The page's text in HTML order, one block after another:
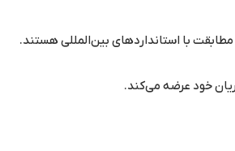
با استانداردهای بین‌المللی هستند.
خود عرضه می‌کند.